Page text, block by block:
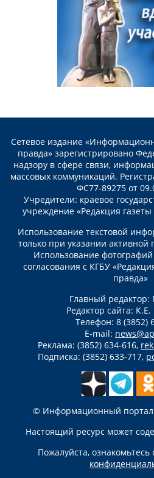
Сетевое издание
правда» зарегистрировано
надзору в сфере связи,
массовых коммуникаций.
ФС77-89275 от
Учредители: краевое
учреждение «Редакция газеты
Использование текстовой
только при указании активной
Использование
согласования с КГБУ
правда»
Главный редактор:
Редактор сайта:
Телефон: 8 (3852)
E-mail:
Реклама: (3852) 634-616,
Подписка: (3852) 633-717,
© Информационный портал
Настоящий ресурс может
Пожалуйста,